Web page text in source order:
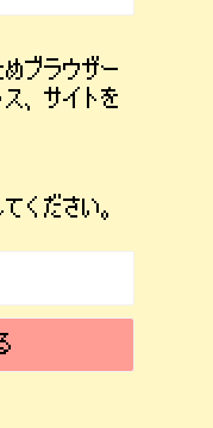
ブラウザー
、サイトを
ください。